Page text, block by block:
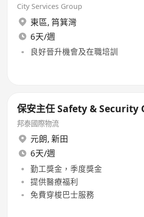
City Services Group
東區, 筲箕灣
6天/週
良好晉升機會及在職培訓
保安主任 Safety & Security
邦泰國際物流
元朗, 新田
6天/週
勤工獎金，季度獎金
提供醫療福利
免費穿梭巴士服務